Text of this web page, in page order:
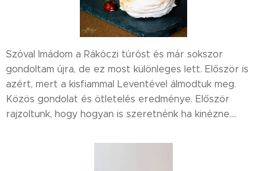
Szóval Imádom a Rákóczi túróst és már sokszor
gondoltam újra, de ez most különleges lett. Először is
azért, mert a kisfiammal Leventével álmodtuk meg.
Közös gondolat és ötletelés eredménye. Először
rajzoltunk, hogy hogyan is szeretnénk ha kinézne....